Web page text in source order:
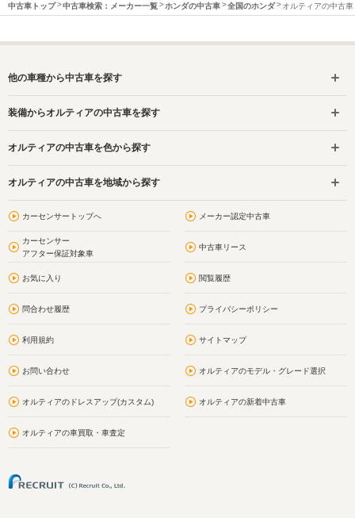
中古車トップ 中古車検索：メーカー一覧 ホンダの中古車 全国のホンダ オルティアの中古車
他の車種から中古車を探す
装備からオルティアの中古車を探す
オルティアの中古車を色から探す
オルティアの中古車を地域から探す
カーセンサートップへ メーカー認定中古車
カーセンサー
アフター保証対象車
中古車リース
お気に入り 閲覧履歴
問合わせ履歴 プライバシーポリシー
利用規約 サイトマップ
お問い合わせ オルティアのモデル・グレード選択
オルティアのドレスアップ(カスタム) オルティアの新着中古車
オルティアの車買取・車査定